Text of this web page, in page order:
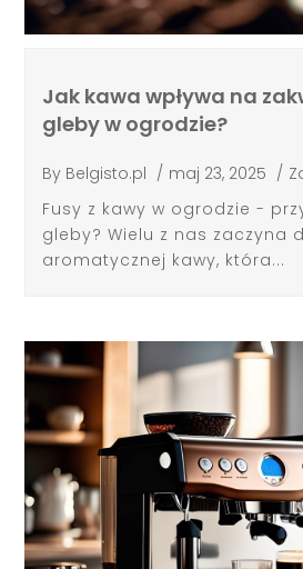
Jak kawa wpływa na
gleby w ogrodzie?
By Belgisto.pl / maj 23, 2025 /
Fusy z kawy w ogrodzie -
gleby? Wielu z nas zaczyna
aromatycznej kawy, która...